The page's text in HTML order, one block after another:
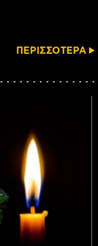
ΠΕΡΙΣΣΟΤΕΡΑ